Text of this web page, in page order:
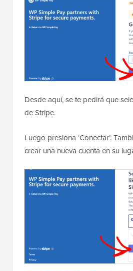
Desde aquí, se te pedirá que
de Stripe.
Luego presiona ‘Conectar’.
crear una nueva cuenta en su